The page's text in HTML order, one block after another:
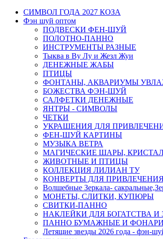
СИМВОЛ ГОДА 2027 КОЗА
Фэн шуй оптом
ПОДВЕСКИ ФЕН-ШУЙ
ПОЛОТНО-ПАННО
ИНСТРУМЕНТЫ РАЗНЫЕ
Тыква в Ву Лу и Жезл Жуи
ДЕНЕЖНЫЕ ЖАБЫ
ПТИЦЫ
ФОНТАНЫ, АКВАРИУМЫ
БОЖЕСТВА ФЭН-ШУЙ
САЛФЕТКИ ДЕНЕЖНЫЕ
ЯНТРЫ - СИМВОЛЫ
ЧЕТКИ
УКРАШЕНИЯ ДЛЯ
ФЕН-ШУЙ КАРТИНЫ
МУЗЫКА ВЕТРА
МАГИЧЕСКИЕ ШАРЫ,
ЖИВОТНЫЕ И ПТИЦЫ
КОЛЛЕКЦИЯ ЛИЛИАН ТУ
КОНВЕРТЫ ДЛЯ
Волшебные Зеркала-
МОНЕТЫ, СЛИТКИ, КУПЮРЫ
СВИТКИ-ПАННО
НАКЛЕЙКИ ДЛЯ БОГАТСТВА
ПАННО БУМАЖНЫЕ И
Летящие звезды 2026 года - фэн-